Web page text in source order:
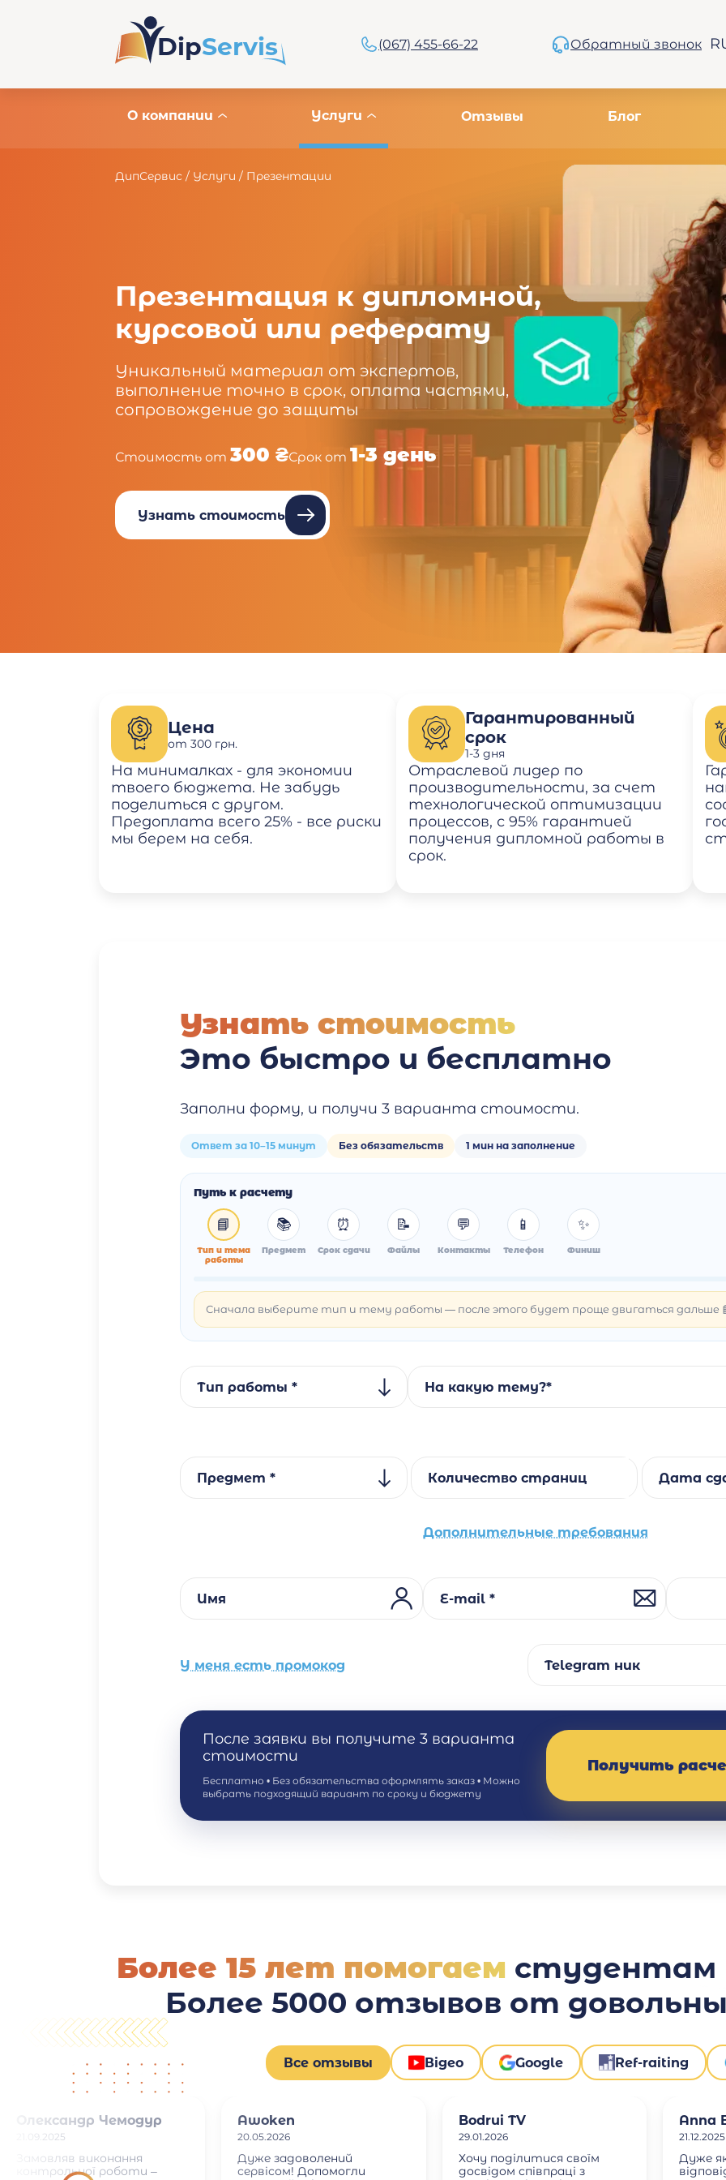
DipServis (067) 455-66-22 Обратный звонок
ДипСервис / Услуги / Презентации
Презентация к дипломной,
курсовой или реферату
Уникальный материал от экспертов,
выполнение точно в срок, оплата частями,
сопровождение до защиты
Стоимость от 300 ₴Срок от 1-3 день
Узнать стоимость
О компании Услуги Отзывы Блог
Цена
от 300 грн.
На минималках - для экономии
твоего бюджета. Не забудь
поделиться с другом.
Предоплата всего 25% - все риски
мы берем на себя.
Гарантированный
срок
1-3 дня
Отраслевой лидер по
производительности, за счет
технологической оптимизации
процессов, с 95% гарантией
получения дипломной работы в
срок.
Узнать стоимость
Это быстро и бесплатно
Заполни форму, и получи 3 варианта стоимости.
Ответ за 10–15 минут Без обязательств 1 мин на заполнение
Путь к расчету
📘
Тип и тема
работы
📚
Предмет
⏰
Срок сдачи
📝
Файлы
💬
Контакты
📱
Телефон
✨
Финиш
Сначала выберите тип и тему работы — после этого будет проще двигаться дальше
Тип работы * На какую тему?*
Предмет * Количество страниц Дата
Дополнительные требования
Имя E-mail *
У меня есть промокод Telegram ник
После заявки вы получите 3 варианта
стоимости
Бесплатно • Без обязательства оформлять заказ • Можно
выбрать подходящий вариант по сроку и бюджету
Получить
Более 15 лет помогаем студентам
Более 5000 отзывов от
Все отзывы Відео Google Ref-raiting
Олександр Чемодур
21.09.2025
Замовляв виконання
контрольної роботи –
Awoken
20.05.2026
Дуже задоволений
сервісом! Допомогли
Bodrui TV
29.01.2026
Хочу поділитися своїм
досвідом співпраці з
Anna
21.12.2025
Дуже